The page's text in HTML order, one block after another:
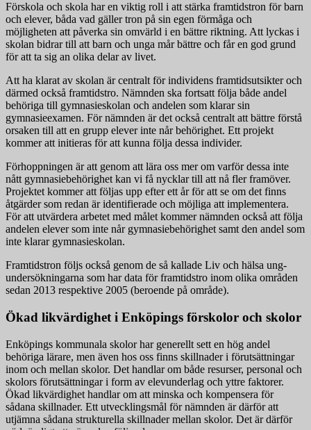
Förskola och skola har en viktig roll i att stärka framtidstron för barn
och elever, båda vad gäller tron på sin egen förmåga och
möjligheten att påverka sin omvärld i en bättre riktning. Att lyckas i
skolan bidrar till att barn och unga mår bättre och får en god grund
för att ta sig an olika delar av livet.
Att ha klarat av skolan är centralt för individens framtidsutsikter och
därmed också framtidstro. Nämnden ska fortsatt följa både andel
behöriga till gymnasieskolan och andelen som klarar sin
gymnasieexamen. För nämnden är det också centralt att bättre förstå
orsaken till att en grupp elever inte når behörighet. Ett projekt
kommer att initieras för att kunna följa dessa individer.
Förhoppningen är att genom att lära oss mer om varför dessa inte
nått gymnasiebehörighet kan vi få nycklar till att nå fler framöver.
Projektet kommer att följas upp efter ett år för att se om det finns
åtgärder som redan är identifierade och möjliga att implementera.
För att utvärdera arbetet med målet kommer nämnden också att följa
andelen elever som inte når gymnasiebehörighet samt den andel som
inte klarar gymnasieskolan.
Framtidstron följs också genom de så kallade Liv och hälsa ung-
undersökningarna som har data för framtidstro inom olika områden
sedan 2013 respektive 2005 (beroende på område).
Ökad likvärdighet i Enköpings förskolor och skolor
Enköpings kommunala skolor har generellt sett en hög andel
behöriga lärare, men även hos oss finns skillnader i förutsättningar
inom och mellan skolor. Det handlar om både resurser, personal och
skolors förutsättningar i form av elevunderlag och yttre faktorer.
Ökad likvärdighet handlar om att minska och kompensera för
sådana skillnader. Ett utvecklingsmål för nämnden är därför att
utjämna sådana strukturella skillnader mellan skolor. Det är därför